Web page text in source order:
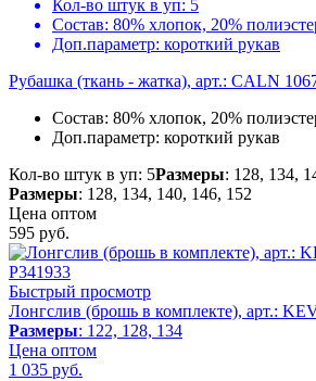
Кол-во штук в уп: 5
Состав: 80% хлопок, 20%
Доп.параметр: короткий рукав
Рубашка (ткань - жатка), арт.: CALN
Состав: 80% хлопок, 20%
Доп.параметр: короткий рукав
Кол-во штук в уп: 5Размеры: 128, 134,
Размеры: 128, 134, 140, 146, 152
Цена оптом
595 руб.
Быстрый просмотр
Лонгслив (брошь в комплекте), арт.:
Размеры: 122, 128, 134
Цена оптом
1 035 руб.